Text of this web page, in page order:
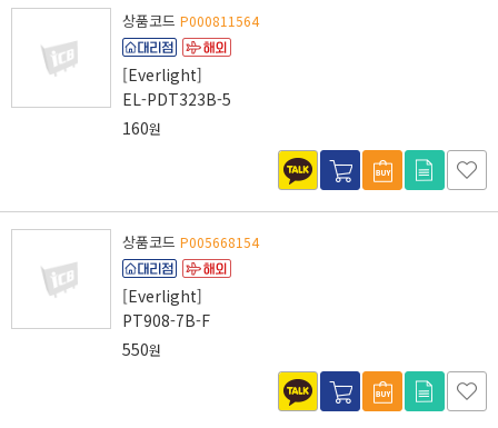
상품코드 P000811564
[Everlight]
EL-PDT323B-5
160원
상품코드 P005668154
[Everlight]
PT908-7B-F
550원